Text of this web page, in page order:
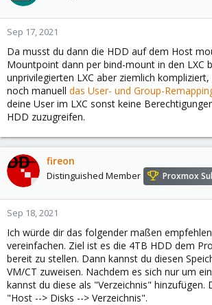
Sep 17, 2021
Da musst du dann die HDD auf dem Host
Mountpoint dann per bind-mount in den LXC
unprivilegierten LXC aber ziemlich
noch manuell das User- und Group-
deine User im LXC sonst keine
HDD zuzugreifen.
fireon
Distinguished Member Proxmox
Sep 18, 2021
Ich würde dir das folgender maßen
vereinfachen. Ziel ist es die 4TB HDD dem
bereit zu stellen. Dann kannst du diesen
VM/CT zuweisen. Nachdem es sich nur um
kannst du diese als "Verzeichnis" hinzufügen.
"Host --> Disks --> Verzeichnis".